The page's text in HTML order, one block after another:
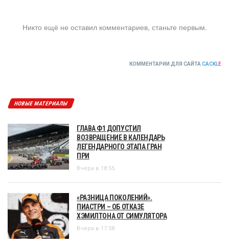
Никто ещё не оставил комментариев, станьте первым.
КОММЕНТАРИИ ДЛЯ САЙТА CACKLE
НОВЫЕ МАТЕРИАЛЫ
ГЛАВА Ф1 ДОПУСТИЛ
ВОЗВРАЩЕНИЕ В КАЛЕНДАРЬ
ЛЕГЕНДАРНОГО ЭТАПА ГРАН
ПРИ
Вчера в 18:55
«РАЗНИЦА ПОКОЛЕНИЙ».
ПИАСТРИ – ОБ ОТКАЗЕ
ХЭМИЛТОНА ОТ СИМУЛЯТОРА
Вчера в 17:58